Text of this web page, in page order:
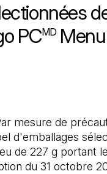
PCMDMenu
mesure de
d'emballages
de 227 g portant
du 31 octobre